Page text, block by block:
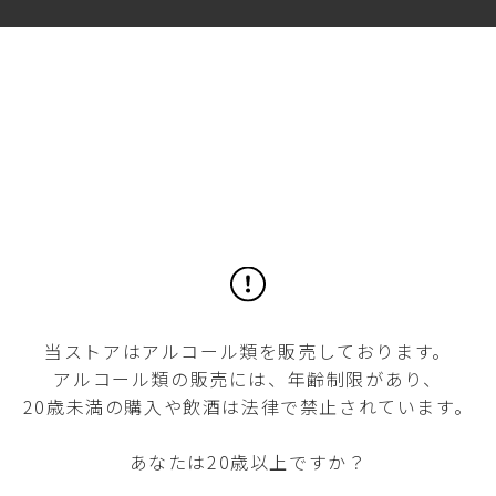
たはお電話での受付とさせていただきます。
半日）をお申し込みください。
17時）
日までにご連絡をお願いします。
ルされる場合もご連絡をお願いします。
当ストアはアルコール類を販売しております。
アルコール類の販売には、年齢制限があり、
20歳未満の購入や飲酒は法律で禁止されています。
あなたは20歳以上ですか？